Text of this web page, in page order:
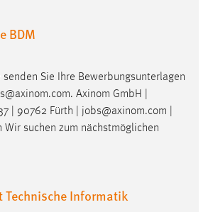
BDM
Sie Ihre Bewerbungsunterlagen
@axinom.com. Axinom GmbH |
| 90762 Fürth | jobs@axinom.com |
Wir suchen zum nächstmöglichen
Technische Informatik